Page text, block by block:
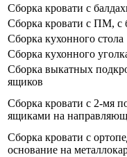
Сборка кровати с
Сборка кровати с ПМ,
Сборка кухонного стола
Сборка кухонного
Сборка выкатных
ящиков
Сборка кровати с 2-мя
ящиками на
Сборка кровати с
основание на